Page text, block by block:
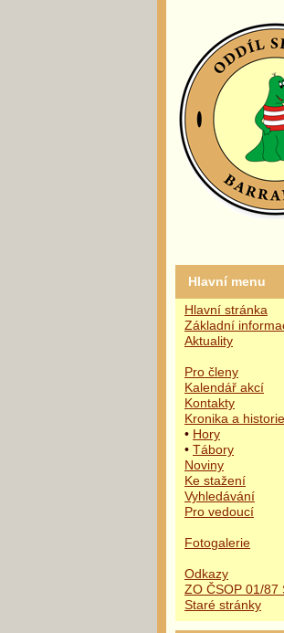
Hlavní menu
Hlavní stránka
Základní
Aktuality
Pro členy
Kalendář akcí
Kontakty
Kronika a historie
• Hory
• Tábory
Noviny
Ke stažení
Vyhledávání
Pro vedoucí
Fotogalerie
Odkazy
ZO ČSOP 01/87
Staré stránky